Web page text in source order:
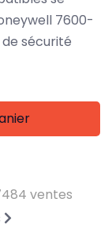
7600-
sécurité
ventes